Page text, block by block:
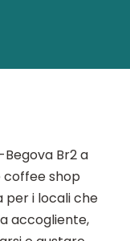
Begova Br2 a
coffee shop
per i locali che
accogliente,